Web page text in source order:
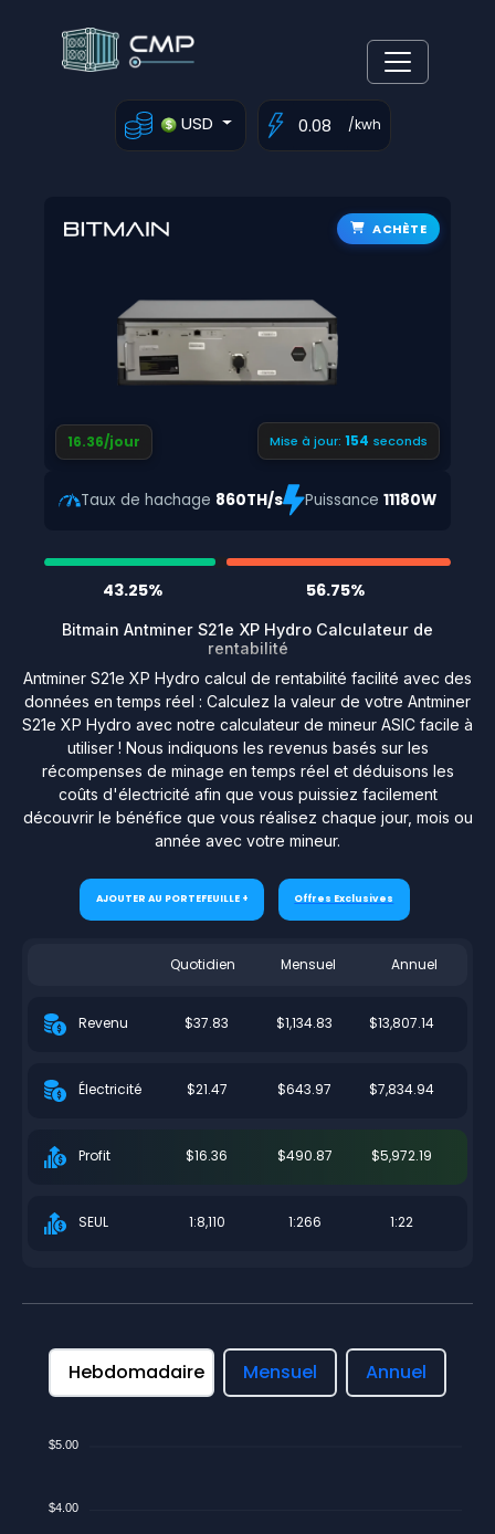
USD /kwh
ACHÈTE
16.36/jour Mise à jour: 154 seconds
Taux de hachage 860TH/s Puissance11180W
43.25% 56.75%
Bitmain Antminer S21e XP Hydro Calculateur de
rentabilité
Antminer S21e XP Hydro calcul de rentabilité facilité avec des
données en temps réel : Calculez la valeur de votre Antminer
S21e XP Hydro avec notre calculateur de mineur ASIC facile à
utiliser ! Nous indiquons les revenus basés sur les
récompenses de minage en temps réel et déduisons les
coûts d'électricité afin que vous puissiez facilement
découvrir le bénéfice que vous réalisez chaque jour, mois ou
année avec votre mineur.
AJOUTER AU PORTEFEUILLE + Offres Exclusives
Quotidien Mensuel Annuel
Revenu $37.83 $1,134.83 $13,807.14
Électricité $21.47 $643.97 $7,834.94
Profit $16.36 $490.87 $5,972.19
SEUL 1:8,110 1:266 1:22
Hebdomadaire Mensuel Annuel
$5.00
$4.00